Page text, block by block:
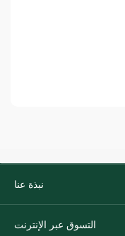
نبذة عنا
التسوق عبر الإنترنت